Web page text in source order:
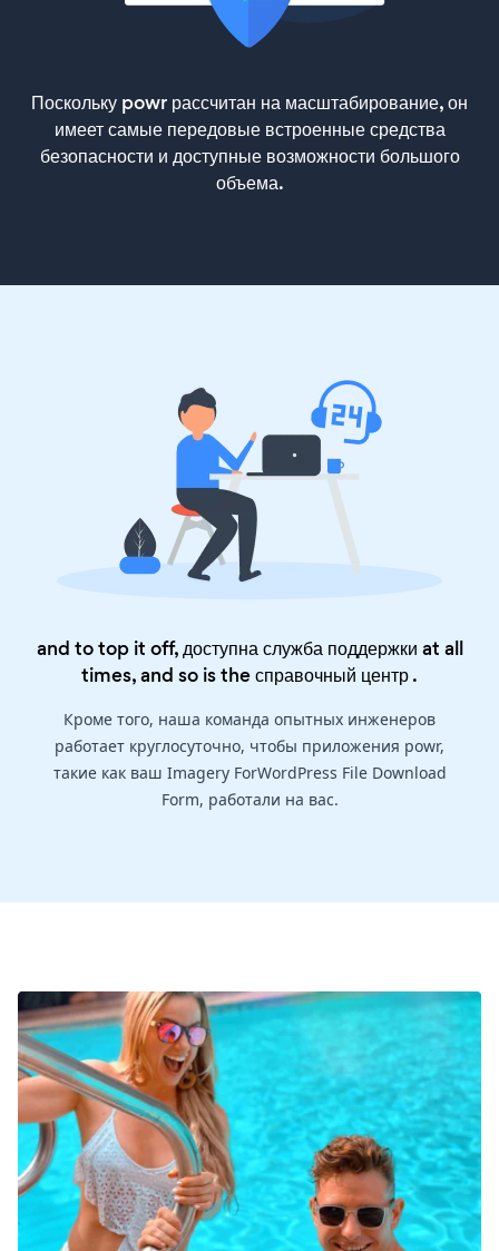
Поскольку powr рассчитан на масштабирование, он
имеет самые передовые встроенные средства
безопасности и доступные возможности большого
объема.
and to top it off, доступна служба поддержки at all
times, and so is theсправочный центр.
Кроме того, наша команда опытных инженеров
работает круглосуточно, чтобы приложения powr,
такие как ваш Imagery ForWordPress File Download
Form, работали на вас.